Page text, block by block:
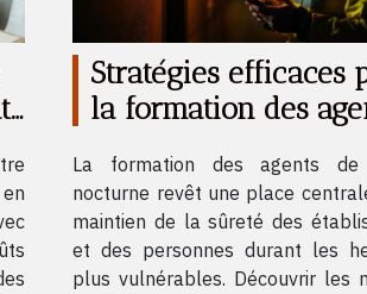
Stratégies efficaces
la formation des
La formation des agents de
nocturne revêt une place
maintien de la sûreté des
et des personnes durant les
plus vulnérables. Découvrir les